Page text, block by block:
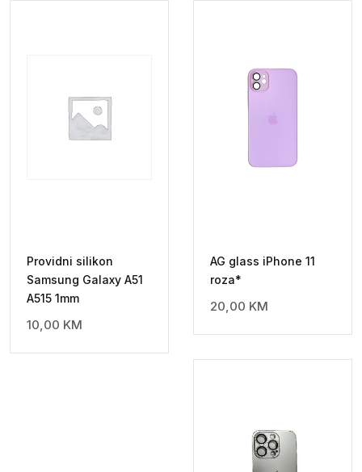
Providni silikon
Samsung Galaxy A51
A515 1mm
10,00 KM
AG glass iPhone 11
roza*
20,00 KM